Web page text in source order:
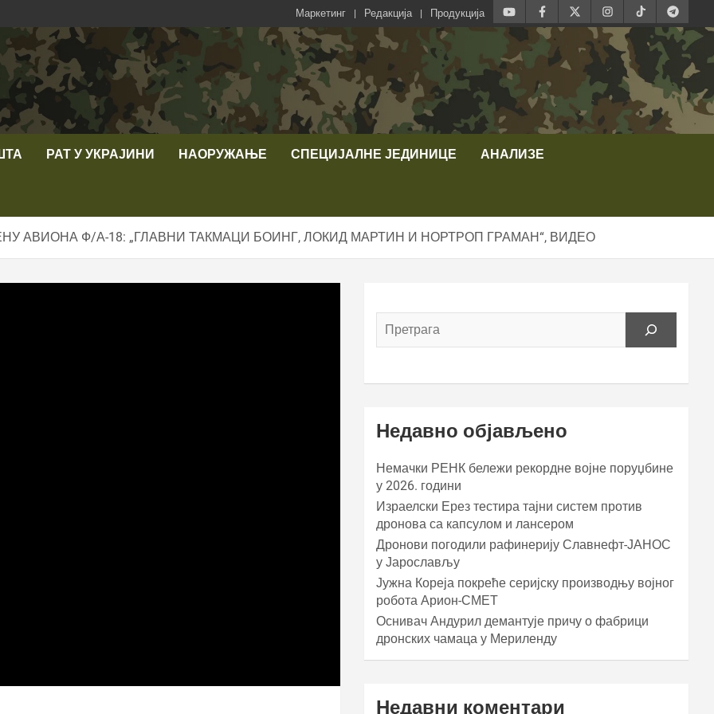
Маркетинг Редакција Продукција
РАТ У УКРАЈИНИ НАОРУЖАЊЕ СПЕЦИЈАЛНЕ ЈЕДИНИЦЕ АНАЛИЗЕ
АВИОНА Ф/А-18: „ГЛАВНИ ТАКМАЦИ БОИНГ, ЛОКИД МАРТИН И НОРТРОП ГРАМАН“, ВИДЕО
Недавно објављено
Немачки РЕНК бележи рекордне војне поруџбине
у 2026. години
Израелски Ерез тестира тајни систем против
дронова са капсулом и лансером
Дронови погодили рафинерију Славнефт-ЈАНОС
у Јарослављу
Јужна Кореја покреће серијску производњу војног
робота Арион-СМЕТ
Оснивач Андурил демантује причу о фабрици
дронских чамаца у Мериленду
Недавни коментари